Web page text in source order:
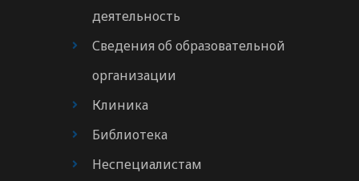
деятельность
Сведения об образовательной
организации
Клиника
Библиотека
Неспециалистам